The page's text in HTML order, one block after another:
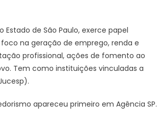
de São Paulo, exerce papel
na geração de emprego, renda e
profissional, ações de fomento ao
Tem como instituições vinculadas a
apareceu primeiro em Agência SP.